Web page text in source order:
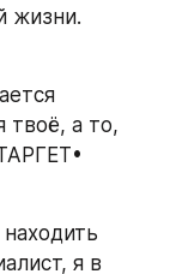
жизни.
а то,
я в